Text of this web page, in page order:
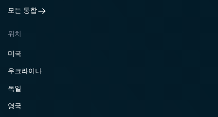
모든 통합
위치
미국
우크라이나
독일
영국